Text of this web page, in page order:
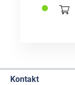
Kontakt